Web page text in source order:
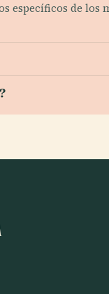
específicos de los